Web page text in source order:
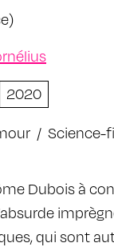
2020
/ Science-
Dubois à
qui sont